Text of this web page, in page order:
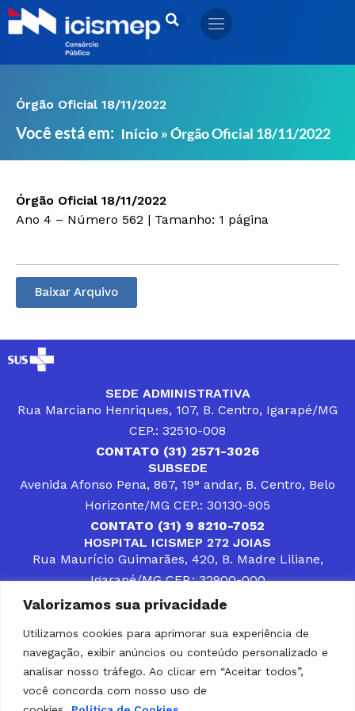
Valorizamos sua privacidade
Utilizamos cookies para aprimorar sua experiência de
navegação, exibir anúncios ou conteúdo personalizado e
analisar nosso tráfego. Ao clicar em “Aceitar todos”,
você concorda com nosso uso de
Ir
para
Órgão Oficial 18/11/2022
Você está em: Início »Órgão Oficial 18/11/2022
Órgão Oficial 18/11/2022
Ano 4 – Número 562 | Tamanho: 1 página
Baixar Arquivo
SEDE ADMINISTRATIVA
Rua Marciano Henriques, 107, B. Centro, Igarapé/MG
CEP.: 32510-008
CONTATO (31) 2571-3026
SUBSEDE
Avenida Afonso Pena, 867, 19° andar, B. Centro, Belo
Horizonte/MG CEP.: 30130-905
CONTATO (31) 9 8210-7052
HOSPITAL ICISMEP 272 JOIAS
Rua Maurício Guimarães, 420, B. Madre Liliane,
Igarapé/MG CEP.: 32900-000
CONTATOS (31) 3512-4400 ou (31) 9 8309-8660
DESENVOLVER SOLUÇÕES, AÇÕES E SERVIÇOS
PÚBLICOS QUE COMPLEMENTEM A ASSISTÊNCIA À
POPULAÇÃO DA REGIÃO EM QUE ATUA, SENDO
PARCEIRO DOS MUNICÍPIOS CONSORCIADOS NA
SOLUÇÃO DE DIFICULDADES ENFRENTADAS POR
GESTORES MUNICIPAIS, É O COMPROMISSO DO
ICISMEP.